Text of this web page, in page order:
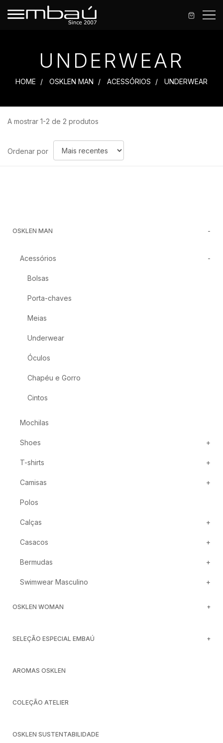
UNDERWEAR
HOME OSKLEN MAN ACESSÓRIOS UNDERWEAR
A mostrar 1-2 de 2 produtos
Ordenar por Ordenar
OSKLEN MAN
Acessórios
Bolsas
Porta-chaves
Meias
Underwear
Óculos
Chapéu e Gorro
Cintos
Mochilas
Shoes
T-shirts
Camisas
Polos
Calças
Casacos
Bermudas
Swimwear Masculino
OSKLEN WOMAN
SELEÇÃO ESPECIAL EMBAÚ
AROMAS OSKLEN
COLEÇÃO ATELIER
OSKLEN SUSTENTABILIDADE